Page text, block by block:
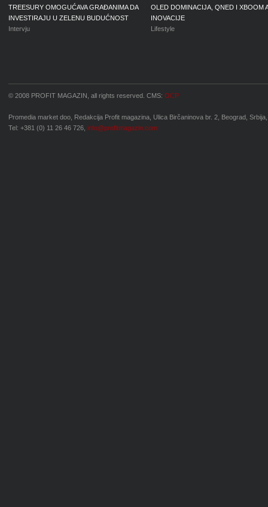
TREESURY OMOGUĆAVA GRAĐANIMA DA
INVESTIRAJU U ZELENU BUDUĆNOST
Intervju
OLED DOMINACIJA, QNED I XBOOM
INOVACIJE
Lifestyle
© 2008 PROFIT MAGAZIN, all rights reserved. CMS: OCP
Promedia market doo, Redakcija Profit magazina, Ulica Birčaninova br. 2, Beograd, Srbija,
Tel: +381 (0) 11 26 46 726, info@profitmagazin.com